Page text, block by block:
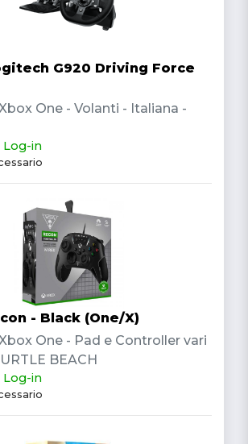
G920 Driving Force
One - Volanti - Italiana -
Log-in
- Black (One/X)
One - Pad e Controller vari
BEACH
Log-in